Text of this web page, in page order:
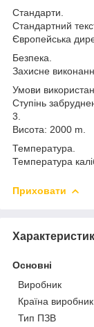
Стандарти.
Стандартний
Європейська
Безпека.
Захисне
Умови
Ступінь
3.
Висота: 2000 m.
Температура.
Температура
Приховати
Основні
Виробник
Країна виробник
Тип ПЗВ